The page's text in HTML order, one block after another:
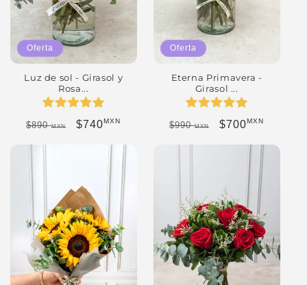
Oferta
Luz de sol - Girasol y
Rosa...
Precio habitual
$890MXN Precio de oferta
$740MXN
Oferta
Eterna Primavera -
Girasol ...
Precio habitual
$990MXN Precio de oferta
$700MXN